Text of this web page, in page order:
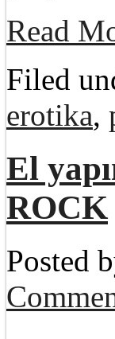
Read
Filed
erotika,
El
ROCK
Posted